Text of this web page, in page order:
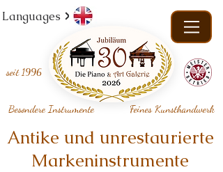
Languages
seit 1996
Besondere Instrumente Feines Kunsthandwerk
Antike und unrestaurierte
Markeninstrumente